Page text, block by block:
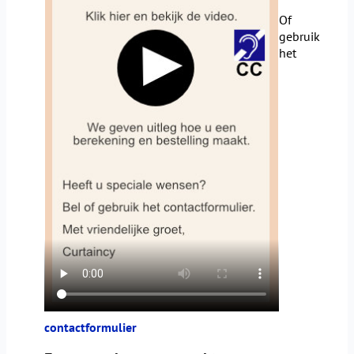
Of
gebruik
het
contactformulier